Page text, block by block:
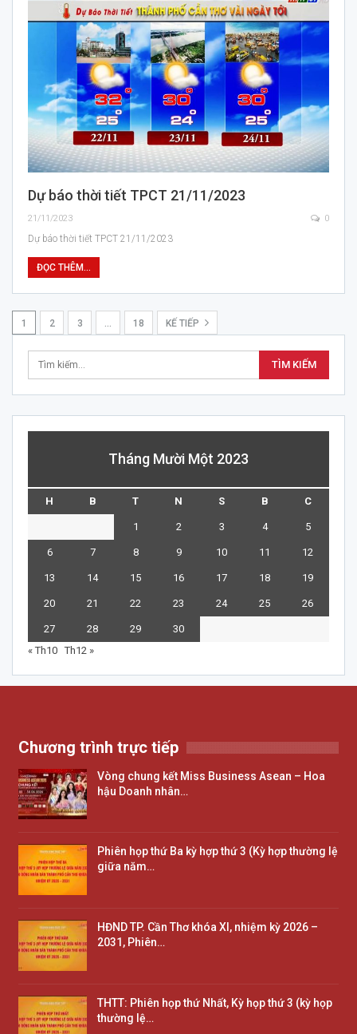
Dự báo thời tiết TPCT 21/11/2023
21/11/2023 0
Dự báo thời tiết TPCT 21/11/2023
ĐỌC THÊM...
1 2 3 … 18 KẾ TIẾP
Tháng Mười Một 2023
H B T N S B C
1 2 3 4 5
6 7 8 9 10 11 12
13 14 15 16 17 18 19
20 21 22 23 24 25 26
27 28 29
30
« Th10 Th12 »
Chương trình trực tiếp
Vòng chung kết Miss Business Asean – Hoa
hậu Doanh nhân…
Phiên họp thứ Ba kỳ hợp thứ 3 (Kỳ hợp thường lệ
giữa năm…
HĐND TP. Cần Thơ khóa XI, nhiệm kỳ 2026 –
2031, Phiên…
THTT: Phiên họp thứ Nhất, Kỳ họp thứ 3 (kỳ họp
thường lệ…